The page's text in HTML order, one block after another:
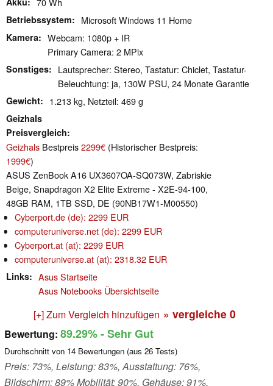
Betriebssystem Microsoft Windows 11 Home
Kamera
Webcam: 1080p + IR
Primary Camera: 2 MPix
Sonstiges
Lautsprecher: Stereo, Tastatur: Chiclet, Tastatur-
Beleuchtung: ja, 130W PSU, 24 Monate Garantie
Gewicht 1.213 kg, Netzteil: 469 g
Geizhals
Preisvergleich
Geizhals Bestpreis2299€ (Historischer Bestpreis:
1999€)
ASUS ZenBook A16 UX3607OA-SQ073W, Zabriskie
Beige, Snapdragon X2 Elite Extreme - X2E-94-100,
48GB RAM, 1TB SSD, DE (90NB17W1-M00550)
Cyberport.de (de): 2299 EUR
computeruniverse.net (de): 2299 EUR
Cyberport.at (at): 2299 EUR
computeruniverse.at (at): 2318.32 EUR
Links
Asus Startseite
Asus Notebooks Übersichtseite
[+] Zum Vergleich hinzufügen » vergleiche 0
Bewertung: 89.29%- Sehr Gut
Durchschnitt von 14 Bewertungen (aus 26 Tests)
Preis: 73%, Leistung: 83%, Ausstattung: 76%,
Bildschirm: 89% Mobilität: 90%, Gehäuse: 91%,